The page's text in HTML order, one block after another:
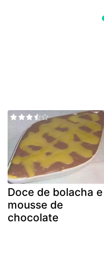
Doce de bolacha e
mousse de
chocolate